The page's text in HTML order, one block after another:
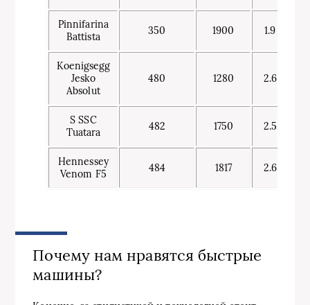
Pinnifarina
Battista
350 1900 1.9
Koenigsegg
Jesko
Absolut
480 1280 2.6
S SSC
Tuatara
482 1750 2.5
Hennessey
Venom F5
484 1817 2.6
Почему нам нравятся быстрые
машины?